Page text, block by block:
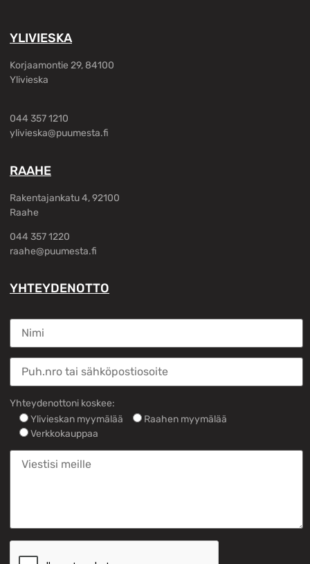
YLIVIESKA
Korjaamontie 29, 84100
Ylivieska
044 357 1210
ylivieska@puumesta.fi
RAAHE
Rakentajankatu 4, 92100
Raahe
044 357 1220
raahe@puumesta.fi
YHTEYDENOTTO
Yhteydenottoni koskee:
Ylivieskan myymälää
Raahen myymälää
Verkkokauppaa